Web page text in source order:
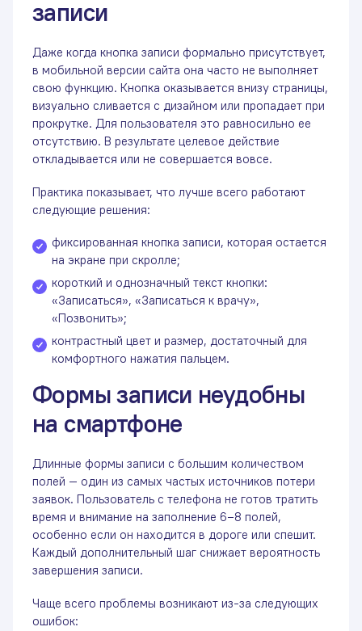
записи
Даже когда кнопка записи формально присутствует,
в мобильной версии сайта она часто не выполняет
свою функцию. Кнопка оказывается внизу страницы,
визуально сливается с дизайном или пропадает при
прокрутке. Для пользователя это равносильно ее
отсутствию. В результате целевое действие
откладывается или не совершается вовсе.
Практика показывает, что лучше всего работают
следующие решения:
фиксированная кнопка записи, которая остается
на экране при скролле;
короткий и однозначный текст кнопки:
«Записаться», «Записаться к врачу»,
«Позвонить»;
контрастный цвет и размер, достаточный для
комфортного нажатия пальцем.
Формы записи неудобны
на смартфоне
Длинные формы записи с большим количеством
полей — один из самых частых источников потери
заявок. Пользователь с телефона не готов тратить
время и внимание на заполнение 6–8 полей,
особенно если он находится в дороге или спешит.
Каждый дополнительный шаг снижает вероятность
завершения записи.
Чаще всего проблемы возникают из-за следующих
ошибок: